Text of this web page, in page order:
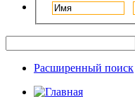
Расширенный поиск